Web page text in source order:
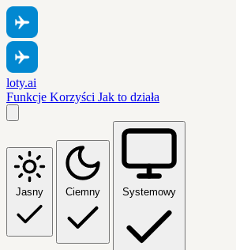
loty.ai
Funkcje Korzyści Jak to działa
Jasny Ciemny Systemowy